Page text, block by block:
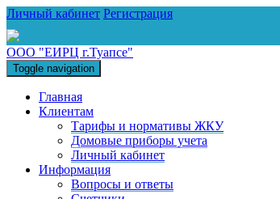
Личный кабинет Регистрация
ООО "ЕИРЦ г.Туапсе"
Toggle navigation
Главная
Клиентам
Тарифы и нормативы ЖКУ
Домовые приборы учета
Личный кабинет
Информация
Вопросы и ответы